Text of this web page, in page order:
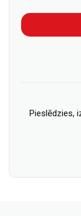
Pieslēdzies,